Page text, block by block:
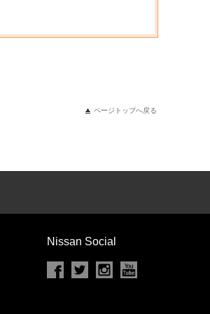
ページトップへ戻る
Nissan Social